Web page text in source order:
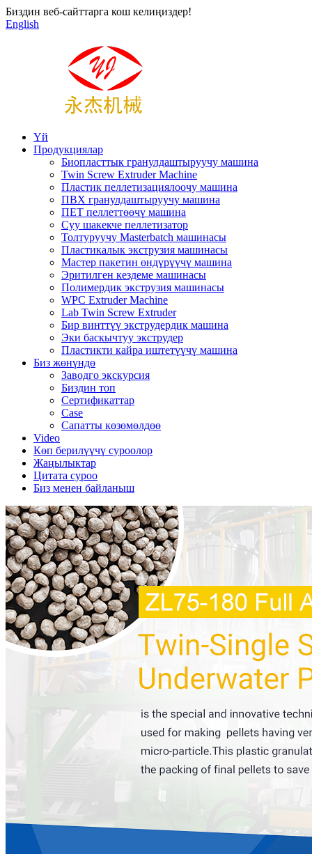
Биздин веб-сайттарга кош келиңиздер!
English
Үй
Продукциялар
Биопласттык гранулдаштыруучу машина
Twin Screw Extruder Machine
Пластик пеллетизациялоочу машина
ПВХ гранулдаштыруучу машина
ПЕТ пеллеттөөчү машина
Суу шакекче пеллетизатор
Толтуруучу Masterbatch машинасы
Пластикалык экструзия машинасы
Мастер пакетин өндүрүүчү машина
Эритилген кездеме машинасы
Полимердик экструзия машинасы
WPC Extruder Machine
Lab Twin Screw Extruder
Бир винттүү экструдердик машина
Эки баскычтуу экструдер
Пластикти кайра иштетүүчү машина
Биз жөнүндө
Заводго экскурсия
Биздин топ
Сертификаттар
Case
Сапатты көзөмөлдөө
Video
Көп берилүүчү суроолор
Жаңылыктар
Цитата суроо
Биз менен байланыш